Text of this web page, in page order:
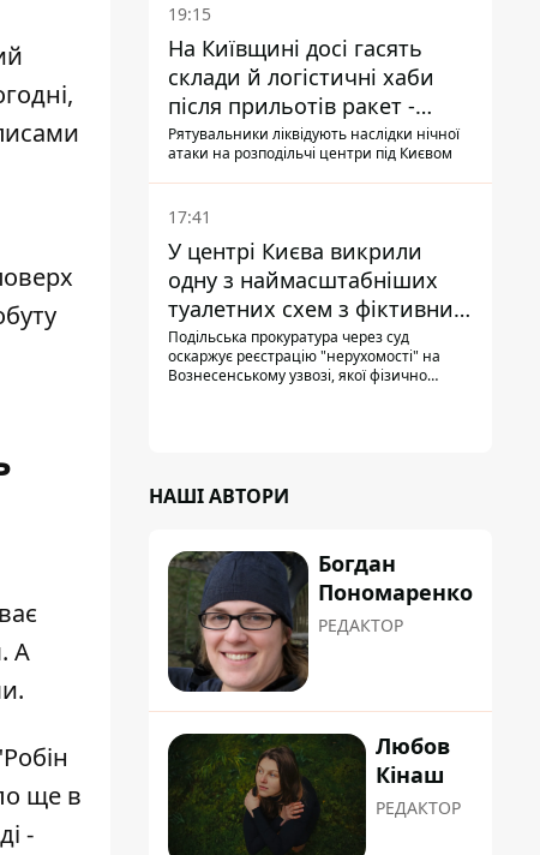
А
ще в
-
19:15
На Київщині досі гасять
склади й логістичні хаби
після прильотів ракет -
ДСНС
Рятувальники ліквідують наслідки нічної
атаки на розподільчі центри під Києвом
17:41
У центрі Києва викрили
одну з наймасштабніших
туалетних схем з фіктивним
будинком
Подільська прокуратура через суд
оскаржує реєстрацію "нерухомості" на
Вознесенському узвозі, якої фізично
НАШІ АВТОРИ
Богдан
Пономаренко
РЕДАКТОР
Любов
Кінаш
РЕДАКТОР